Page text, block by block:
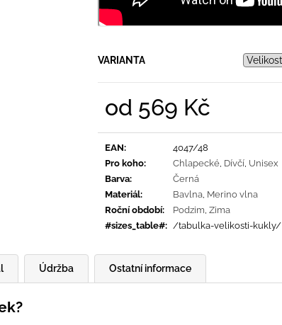
VARIANTA
od 569 Kč
EAN:
4047/48
Pro koho: Chlapecké Dívčí Unisex
Barva:
Černá
Materiál: Bavlna Merino vlna
Roční období: Podzim Zima
#sizes_table#: /tabulka-velikosti-kukly/
Ostatní informace
Údržba